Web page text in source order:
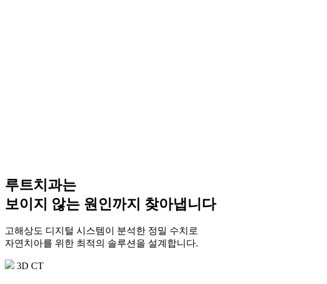
루트치과는
보이지 않는 원인까지 찾아냅니다
고해상도 디지털 시스템이 분석한 정밀 수치로
자연치아를 위한 최적의 솔루션을 설계합니다.
3D CT